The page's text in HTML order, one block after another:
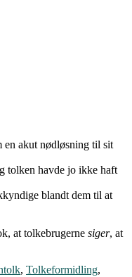
en akut nødløsning til sit
tolken havde jo ikke haft
blandt dem til at
at tolkebrugerne siger, at
, Tolkeformidling,